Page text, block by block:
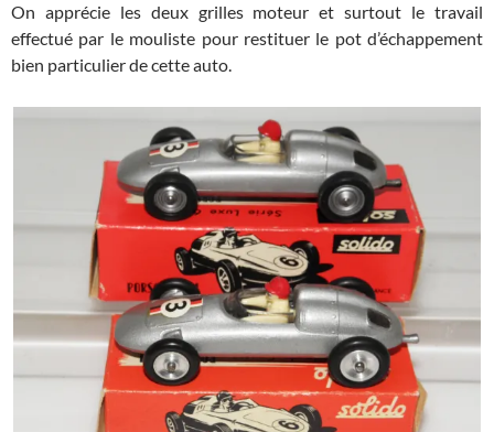
On apprécie les deux grilles moteur et surtout le travail
effectué par le mouliste pour restituer le pot d’échappement
bien particulier de cette auto.